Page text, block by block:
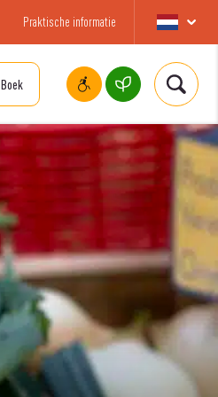
Praktische informatie
Boek